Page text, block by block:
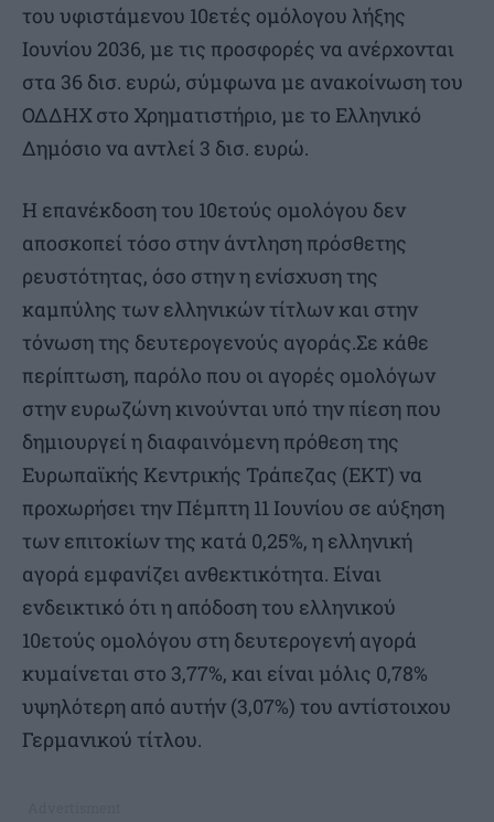
του υφιστάμενου 10ετές ομόλογου λήξης
Ιουνίου 2036, με τις προσφορές να ανέρχονται
στα 36 δισ. ευρώ, σύμφωνα με ανακοίνωση του
ΟΔΔΗΧ στο Χρηματιστήριο, με το Ελληνικό
Δημόσιο να αντλεί 3 δισ. ευρώ.
Η επανέκδοση του 10ετούς ομολόγου δεν
αποσκοπεί τόσο στην άντληση πρόσθετης
ρευστότητας, όσο στην η ενίσχυση της
καμπύλης των ελληνικών τίτλων και στην
τόνωση της δευτερογενούς αγοράς.Σε κάθε
περίπτωση, παρόλο που οι αγορές ομολόγων
στην ευρωζώνη κινούνται υπό την πίεση που
δημιουργεί η διαφαινόμενη πρόθεση της
Ευρωπαϊκής Κεντρικής Τράπεζας (ΕΚΤ) να
προχωρήσει την Πέμπτη 11 Ιουνίου σε αύξηση
των επιτοκίων της κατά 0,25%, η ελληνική
αγορά εμφανίζει ανθεκτικότητα. Είναι
ενδεικτικό ότι η απόδοση του ελληνικού
10ετούς ομολόγου στη δευτερογενή αγορά
κυμαίνεται στο 3,77%, και είναι μόλις 0,78%
υψηλότερη από αυτήν (3,07%) του αντίστοιχου
Γερμανικού τίτλου.